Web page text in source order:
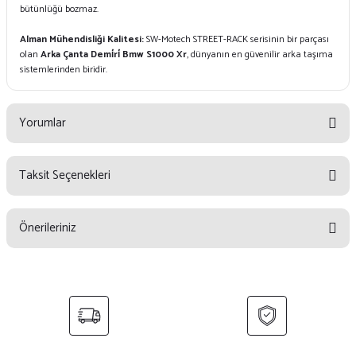
bütünlüğü bozmaz.
Alman Mühendisliği Kalitesi:SW-Motech STREET-RACK serisinin bir parçası
olan Arka Çanta Demi̇ri̇ Bmw S1000 Xr, dünyanın en güvenilir arka taşıma
sistemlerinden biridir.
Yorumlar
Yorum Yaz
Taksit Seçenekleri
Önerileriniz
yetersiz gördüğünüz noktaları öneri formunu kullanarak tarafımıza
Görüş ve önerileriniz için teşekkür ederiz.